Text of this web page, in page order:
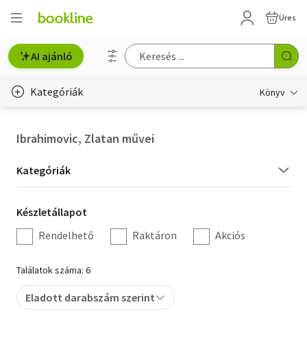
Üres
AI ajánló
Kategóriák Könyv
Hobbi, szabadidő
Irodalom
Művészet
Szakkönyv
Ibrahimovic, Zlatan művei
Kategória
szűrés
Kategóriák
Készletállapot
szűrés
Készletállapot
Rendelhető
Raktáron Akciós
Találatok száma: 6
Eladott darabszám szerint